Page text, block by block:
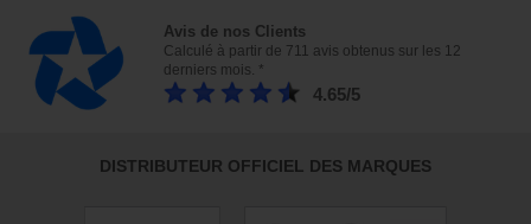
Avis de nos Clients
Calculé à partir de 711 avis obtenus sur les 12
derniers mois. *
4.65/5
DISTRIBUTEUR OFFICIEL DES MARQUES